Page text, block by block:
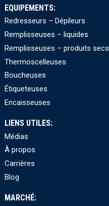
EQUIPEMENTS:
Redresseurs – Dépileurs
Remplisseuses – liquides
Remplisseuses – produits secs
Thermoscelleuses
Boucheuses
Étiqueteuses
Encaisseuses
LIENS UTILES:
Médias
À propos
Carrières
Blog
MARCHÉ: